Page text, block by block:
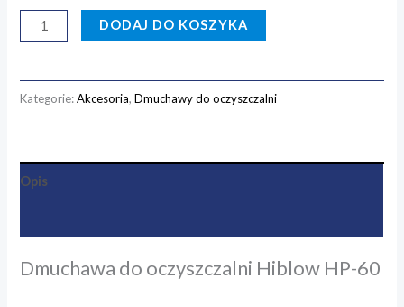
DODAJ DO KOSZYKA
Kategorie:Akcesoria,Dmuchawy do oczyszczalni
Opis
Dmuchawa do oczyszczalni Hiblow HP-60